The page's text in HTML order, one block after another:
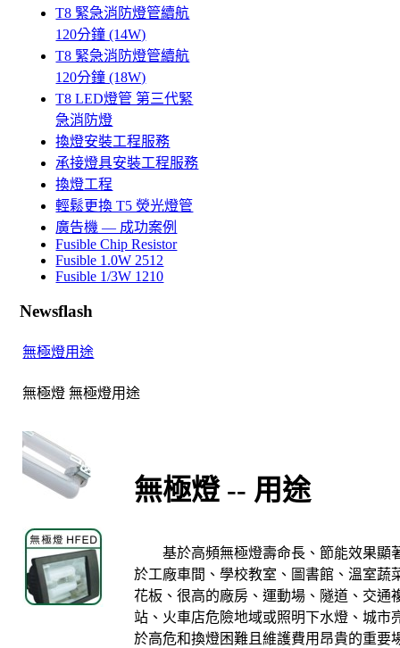
T8 緊急消防燈管續航
120分鐘 (14W)
T8 緊急消防燈管續航
120分鐘 (18W)
T8 LED燈管 第三代緊
急消防燈
換燈安裝工程服務
承接燈具安裝工程服務
換燈工程
輕鬆更換 T5 熒光燈管
廣告機 — 成功案例
Fusible Chip Resistor
Fusible 1.0W 2512
Fusible 1/3W 1210
Newsflash
無極燈用途
無極燈 無極燈用途
無極燈-- 用途
基於高頻無極燈壽命長、節能效果顯
於工廠車間、學校教室、圖書館、溫室
花板、很高的廠房、運動場、隧道、交
站、火車店危險地域或照明下水燈、城
於高危和換燈困難且維護費用昂貴的重